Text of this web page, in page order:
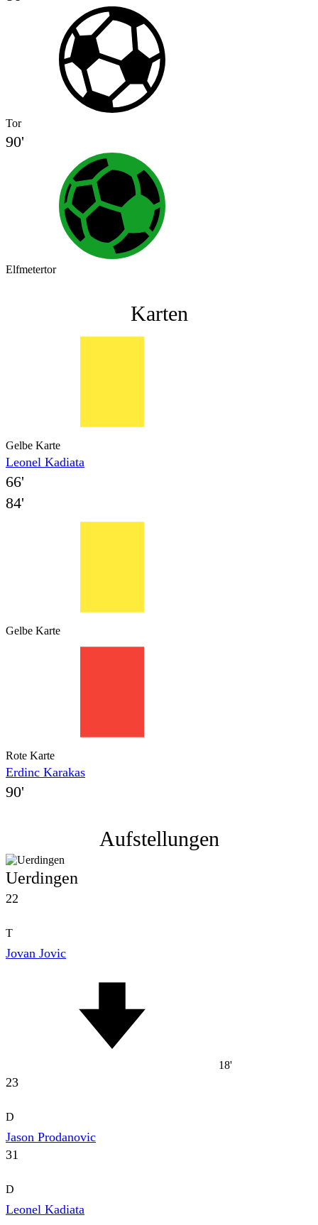
Tor
90'
Elfmetertor
Karten
Gelbe Karte
Leonel Kadiata
66'
84'
Gelbe Karte
Rote Karte
Erdinc Karakas
90'
Aufstellungen
Uerdingen
22
T
Jovan Jovic
18'
23
D
Jason Prodanovic
31
D
Leonel Kadiata